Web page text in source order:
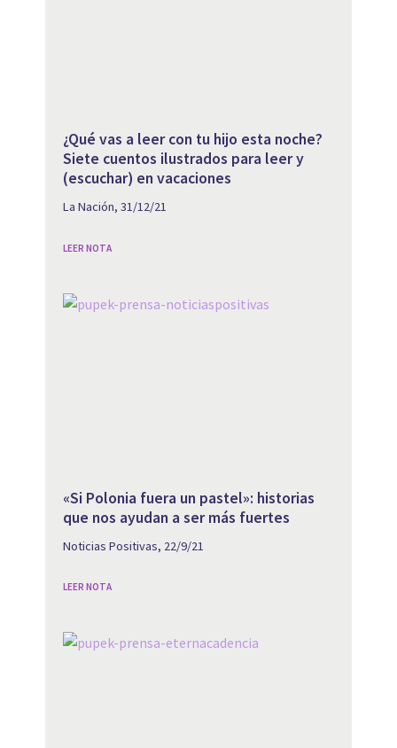
¿Qué vas a leer con tu hijo esta noche?
Siete cuentos ilustrados para leer y
(escuchar) en vacaciones
La Nación, 31/12/21
LEER NOTA
«Si Polonia fuera un pastel»: historias
que nos ayudan a ser más fuertes
Noticias Positivas, 22/9/21
LEER NOTA